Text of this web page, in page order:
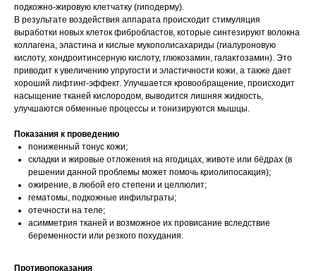
подкожно-жировую клетчатку (гиподерму).
В результате воздействия аппарата происходит стимуляция
выработки новых клеток фибробластов, которые синтезируют волокна
коллагена, эластина и кислые мукополисахариды (гиалуроновую
кислоту, хондроитинсерную кислоту, глюкозамин, галактозамин). Это
приводит к увеличению упругости и эластичности кожи, а также дает
хороший лифтинг-эффект. Улучшается кровообращение, происходит
насыщение тканей кислородом, выводится лишняя жидкость,
улучшаются обменные процессы и тонизируются мышцы.
Показания к проведению
пониженный тонус кожи;
складки и жировые отложения на ягодицах, животе или бёдрах (в
решении данной проблемы может помочь криолипосакция);
ожирение, в любой его степени и целлюлит;
гематомы, подкожные инфильтраты;
отечности на теле;
асимметрия тканей и возможное их провисание вследствие
беременности или резкого похудания.
Противопоказания